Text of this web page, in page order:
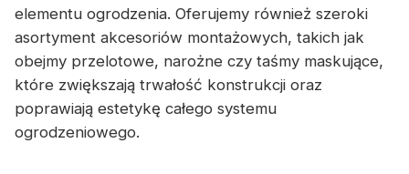
elementu ogrodzenia. Oferujemy również szeroki
asortyment akcesoriów montażowych, takich jak
obejmy przelotowe, narożne czy taśmy maskujące,
które zwiększają trwałość konstrukcji oraz
poprawiają estetykę całego systemu
ogrodzeniowego.